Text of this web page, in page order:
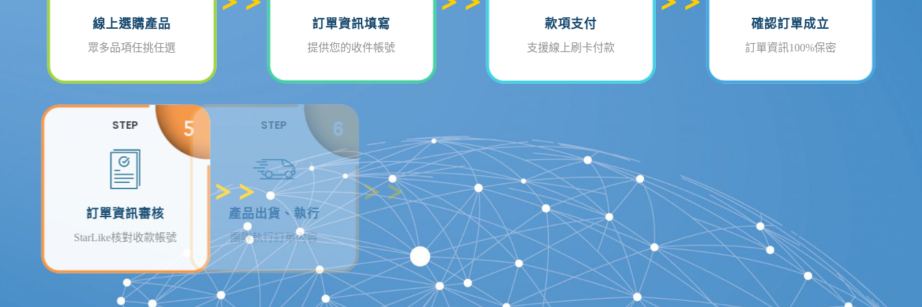
線上選購產品
眾多品項任挑任選
訂單資訊填寫
提供您的收件帳號
款項支付
支援線上刷卡付款
確認訂單成立
訂單資訊100%保密
STEP
訂單資訊審核
StarLike核對收款帳號
STEP
產品出貨、執行
團隊執行訂單內容
訂單完成
Email訂單完成通知
售後客服窗口
客服專業諮詢服務